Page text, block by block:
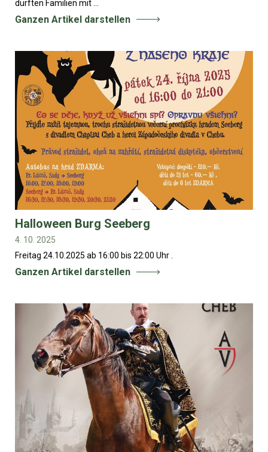
dürften Familien mit ...
Ganzen Artikel darstellen
Halloween Burg Seeberg
4. 10. 2025
Freitag 24.10.2025 ab 16:00 bis 22:00 Uhr .
Ganzen Artikel darstellen